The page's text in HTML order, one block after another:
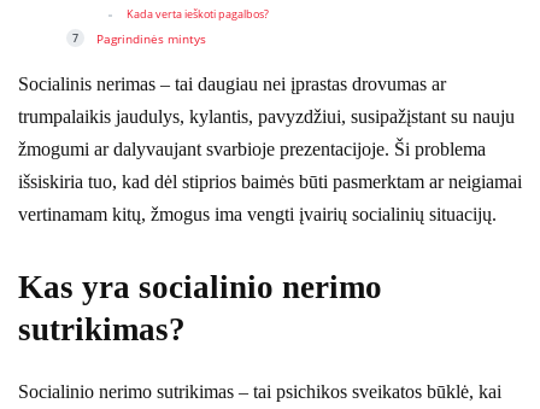
Kada verta ieškoti pagalbos?
Pagrindinės mintys
Socialinis nerimas – tai daugiau nei įprastas drovumas ar
trumpalaikis jaudulys, kylantis, pavyzdžiui, susipažįstant su nauju
žmogumi ar dalyvaujant svarbioje prezentacijoje. Ši problema
išsiskiria tuo, kad dėl stiprios baimės būti pasmerktam ar neigiamai
vertinamam kitų, žmogus ima vengti įvairių socialinių situacijų.
Kas yra socialinio nerimo
sutrikimas?
Socialinio nerimo sutrikimas – tai psichikos sveikatos būklė, kai